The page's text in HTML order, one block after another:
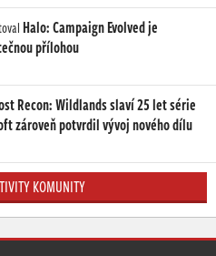
Halo: Campaign Evolved je
přílohou
Recon: Wildlands slaví 25 let série
zároveň potvrdil vývoj nového dílu
KOMUNITY